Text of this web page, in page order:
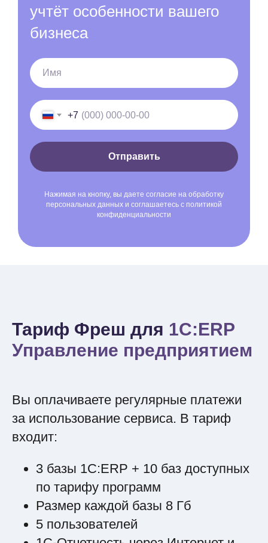
учтёт особенности вашего
бизнеса
+7
Отправить
Нажимая на кнопку, вы даете согласие на обработку
персональных данных и соглашаетесь c политикой
конфиденциальности
Тариф Фреш для 1С:ERP
Управление предприятием
Вы оплачиваете регулярные платежи
за использование сервиса. В тариф
входит:
3 базы 1С:ERP + 10 баз доступных
по тарифу программ
Размер каждой базы 8 Гб
5 пользователей